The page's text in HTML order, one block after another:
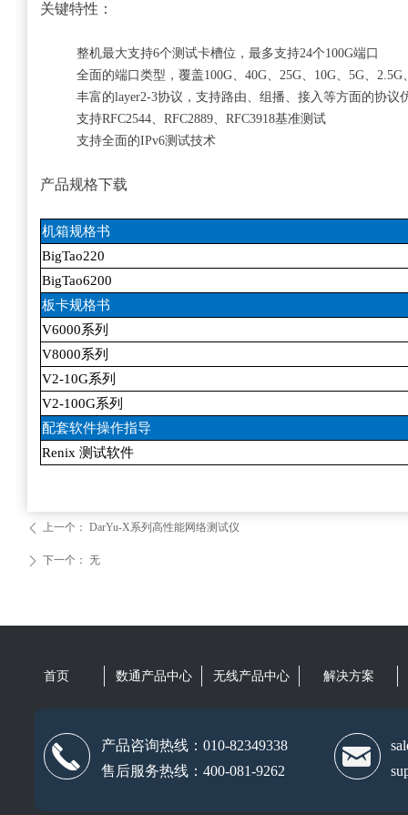
ꄴ 上一个： DarYu-X系列高性能网络测试仪
ꄲ 下一个： 无
关键特性：
整机最大支持6个测试卡槽位，最多支持24个100G端口
全面的端口类型，覆盖100G、40G、25G、10G、5G、
丰富的layer2-3协议，支持路由、组播、接入等方面的协
支持RFC2544、RFC2889、RFC3918基准测试
支持全面的IPv6测试技术
产品规格下载
机箱规格书
BigTao220
BigTao6200
板卡规格书
V6000系列
V8000系列
V2-10G系列
V2-100G系列
配套软件操作指导
Renix 测试软件
产品咨询热线：010-82349338
售后服务热线：400-081-9262
首页 数通产品中心 无线产品中心 解决方案
끅 낂